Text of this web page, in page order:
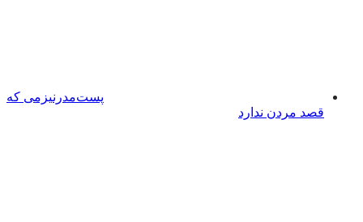
پست‌مدرنیزمی که
قصد مردن ندارد